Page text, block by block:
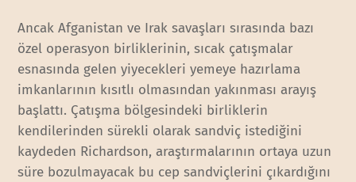
Ancak Afganistan ve Irak savaşları sırasında bazı
özel operasyon birliklerinin, sıcak çatışmalar
esnasında gelen yiyecekleri yemeye hazırlama
imkanlarının kısıtlı olmasından yakınması arayış
başlattı. Çatışma bölgesindeki birliklerin
kendilerinden sürekli olarak sandviç istediğini
kaydeden Richardson, araştırmalarının ortaya uzun
süre bozulmayacak bu cep sandviçlerini çıkardığını